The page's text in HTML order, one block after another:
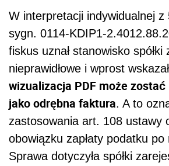
W interpretacji indywidualnej z
sygn. 0114-KDIP1-
fiskus uznał stanowisko spółki
nieprawidłowe i wprost
wizualizacja PDF może
jako odrębna faktura. A to
zastosowania art. 108 ustawy
obowiązku zapłaty podatku po
Sprawa dotyczyła spółki